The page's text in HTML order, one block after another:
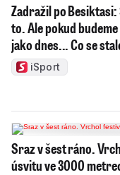
Zadražil po Besiktasi:
to. Ale pokud
jako dnes... Co se
iSport
Sraz v šest ráno.
úsvitu ve 3000